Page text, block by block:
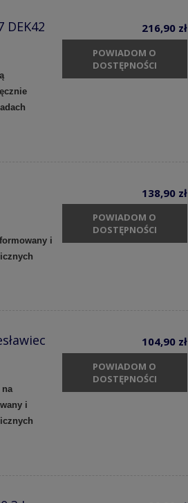
DEK42
216,90 zł
POWIADOM O
DOSTĘPNOŚCI
i
138,90 zł
POWIADOM O
DOSTĘPNOŚCI
i
104,90 zł
POWIADOM O
DOSTĘPNOŚCI